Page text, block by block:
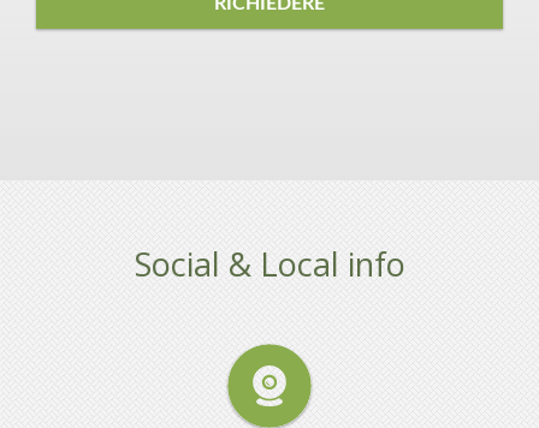
BENVENUTO
APPARTAMENTI ALPEN PARK
MOLVENO
Social & Local info